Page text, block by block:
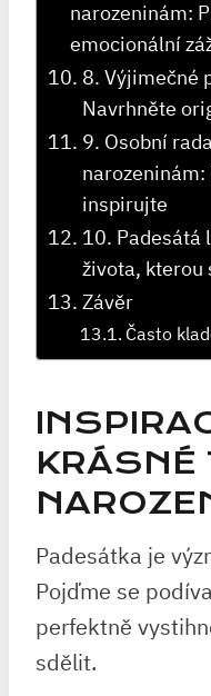
narozeninám:
emocionální
8. ​Výjimečné
Navrhněte
9. ‌Osobní
inspirujte
10. Padesátá
života, kterou
Závěr
Často
KRÁSNÉ
Padesátka je
Pojďme se
perfektně
sdělit.